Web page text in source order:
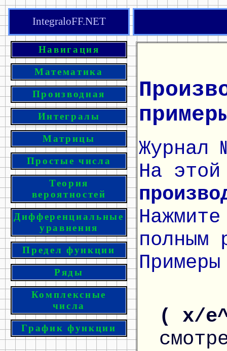
IntegraloFF.NET
Навигация
Математика
Производная
Интегралы
Матрицы
Простые числа
Теория
вероятностей
Дифференциальные
уравнения
Предел функции
Ряды
Комплексные
числа
График функции
Журнал
На
полным
( x/